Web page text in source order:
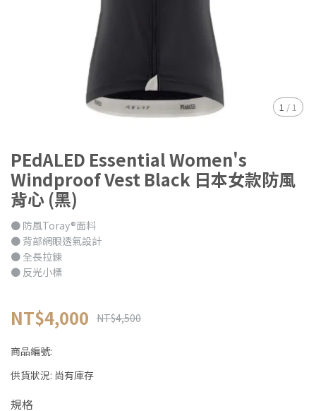
1 / 1
PEdALED Essential Women's
Windproof Vest Black 日本女款防風
背心 (黑)
● 防風Toray®面料
● 背部網眼透氣設計
● 全長拉鍊
● 反光小標
NT$4,000 NT$4,500
商品編號:
供貨狀況: 尚有庫存
規格